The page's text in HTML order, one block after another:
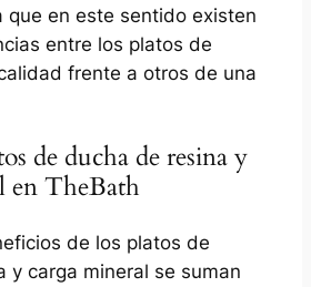
que en este sentido existen
entre los platos de
frente a otros de una
de ducha de resina y
en TheBath
de los platos de
y carga mineral se suman